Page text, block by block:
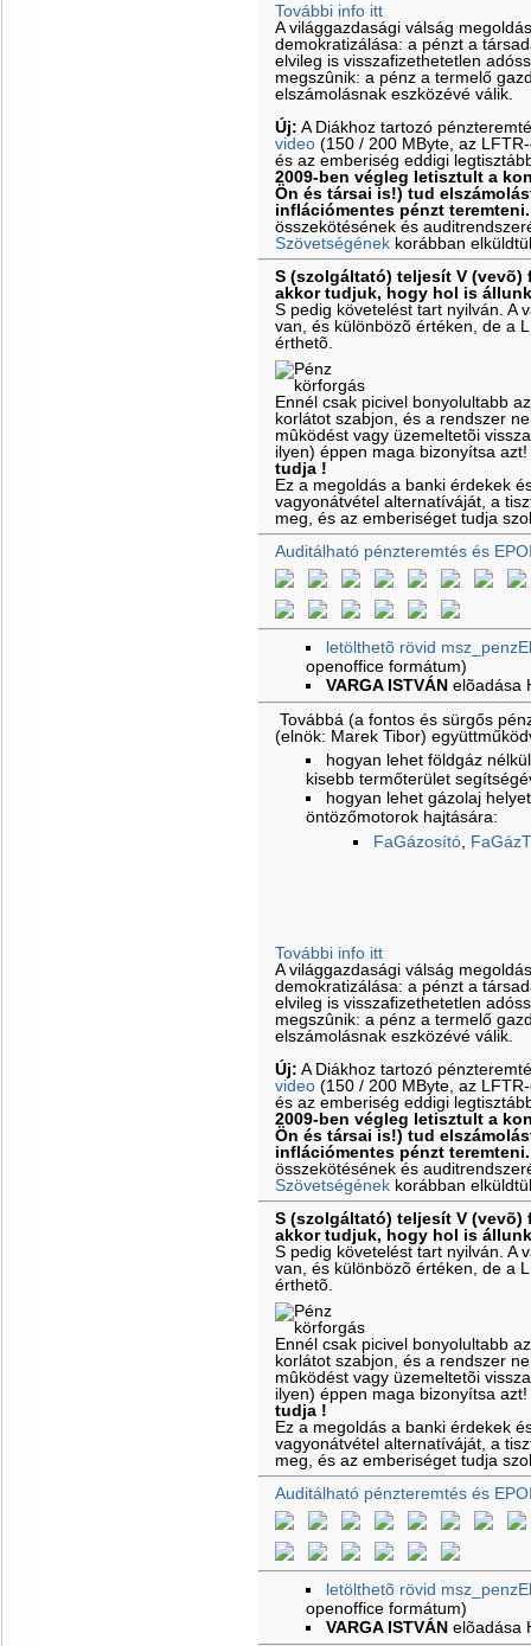
További info itt
A világgazdasági válság
demokratizálása: a pénzt a
elvileg is visszafizethetetlen
megszûnik: a pénz a termelő
elszámolásnak eszközévé válik.
Új: A Diákhoz tartozó
video (150 / 200 MByte, az
és az emberiség eddigi
2009-ben végleg letisztult a
Ön és társai is!) tud
inflációmentes pénzt teremteni.
összekötésének és
Szövetségének korábban
S (szolgáltató) teljesít V (vevõ)
akkor tudjuk, hogy hol is állunk
S pedig követelést tart nyilván. A
van, és különbözõ értéken, de a
érthetõ.
Ennél csak picivel bonyolultabb
korlátot szabjon, és a rendszer
mûködést vagy üzemeltetõi
ilyen) éppen maga bizonyítsa azt!
tudja !
Ez a megoldás a banki érdekek
vagyonátvétel alternatíváját, a
meg, és az emberiséget tudja
Auditálható pénzteremtés és
letölthetõ rövid
openoffice formátum)
VARGA ISTVÁN elõadása
Továbbá (a fontos és sürgős
(elnök: Marek Tibor)
hogyan lehet földgáz
kisebb termőterület
hogyan lehet gázolaj
öntözőmotorok hajtására:
FaGázosító
További info itt
A világgazdasági válság
demokratizálása: a pénzt a
elvileg is visszafizethetetlen
megszûnik: a pénz a termelő
elszámolásnak eszközévé válik.
Új: A Diákhoz tartozó
video (150 / 200 MByte, az
és az emberiség eddigi
2009-ben végleg letisztult a
Ön és társai is!) tud
inflációmentes pénzt teremteni.
összekötésének és
Szövetségének korábban
S (szolgáltató) teljesít V (vevõ)
akkor tudjuk, hogy hol is állunk
S pedig követelést tart nyilván. A
van, és különbözõ értéken, de a
érthetõ.
Ennél csak picivel bonyolultabb
korlátot szabjon, és a rendszer
mûködést vagy üzemeltetõi
ilyen) éppen maga bizonyítsa azt!
tudja !
Ez a megoldás a banki érdekek
vagyonátvétel alternatíváját, a
meg, és az emberiséget tudja
Auditálható pénzteremtés és
letölthetõ rövid
openoffice formátum)
VARGA ISTVÁN elõadása